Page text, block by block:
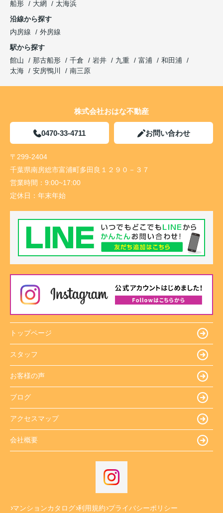
船形
大網
太海浜
沿線から探す
内房線
外房線
駅から探す
館山
那古船形 千倉 岩井 九重 富浦
和田浦
太海
安房鴨川 南三原
株式会社おはな不動産
0470-33-4711 お問い合わせ
〒299-2404
千葉県南房総市富浦町多田良１２９０－３７
営業時間： 9:00~17:00
定休日： 年末年始
トップページ
スタッフ
お客様の声
ブログ
アクセスマップ
会社概要
マンションカタログ 利用規約 プライバシーポリシー